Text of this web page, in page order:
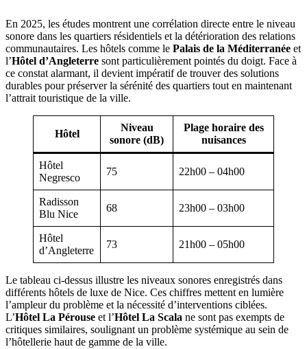
En 2025, les études montrent une corrélation directe entre le niveau
sonore dans les quartiers résidentiels et la détérioration des relations
communautaires. Les hôtels comme le Palais de la Méditerranée et
l’Hôtel d’Angleterre sont particulièrement pointés du doigt. Face à
ce constat alarmant, il devient impératif de trouver des solutions
durables pour préserver la sérénité des quartiers tout en maintenant
l’attrait touristique de la ville.
Hôtel
Niveau
sonore (dB)
Plage horaire des
nuisances
Hôtel
Negresco
75 22h00 – 04h00
Radisson
Blu Nice
68 23h00 – 03h00
Hôtel
d’Angleterre
73 21h00 – 05h00
Le tableau ci-dessus illustre les niveaux sonores enregistrés dans
différents hôtels de luxe de Nice. Ces chiffres mettent en lumière
l’ampleur du problème et la nécessité d’interventions ciblées.
L’Hôtel La Pérouse et l’Hôtel La Scala ne sont pas exempts de
critiques similaires, soulignant un problème systémique au sein de
l’hôtellerie haut de gamme de la ville.